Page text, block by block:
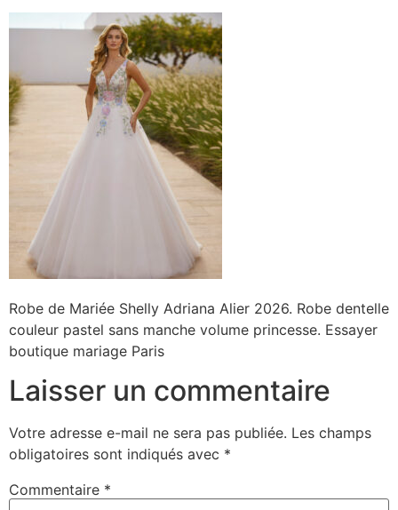
Robe de Mariée Shelly Adriana Alier 2026. Robe dentelle
couleur pastel sans manche volume princesse. Essayer
boutique mariage Paris
Laisser un commentaire
Votre adresse e-mail ne sera pas publiée. Les champs
obligatoires sont indiqués avec *
Commentaire *